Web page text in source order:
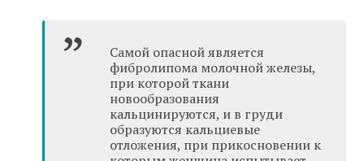
Самой опасной является
фибролипома молочной железы,
при которой ткани
новообразования
кальцинируются, и в груди
образуются кальциевые
отложения, при прикосновении к